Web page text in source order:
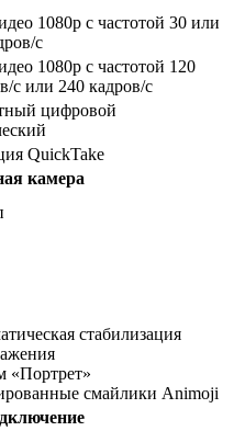
1080p с частотой 30 или
с
1080р c частотой 120
с или 240 кадров/с
цифровой
QuickTake
камера
стабилизация
«Портрет»
смайлики Animoji